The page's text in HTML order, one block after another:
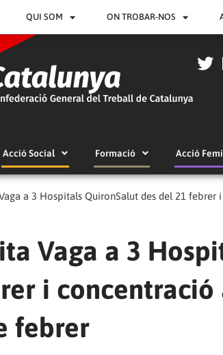
QUI SOM ON TROBAR-NOS
Acció Social Formació Acció
a 3 Hospitals QuironSalut des del 21 febrer
Vaga a 3
i concentració
febrer